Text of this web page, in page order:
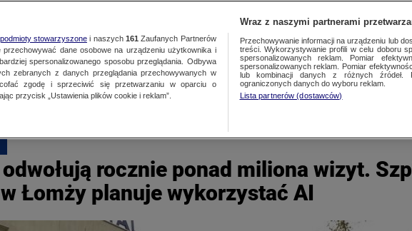
FAKTY PO FAKTACH FAKTY O ŚWIECIE
rocznie ponad miliona wizyt.
Łomży planuje wykorzystać AI
podmioty stowarzyszonei naszych 161 Zaufanych Partnerów
dane osobowe na urządzeniu użytkownika i
spersonalizowanego sposobu przeglądania. Odbywa
zebranych z danych przeglądania przechowywanych w
zgodę i sprzeciwić się przetwarzaniu w oparciu o
przycisk „Ustawienia plików cookie i reklam”.
Wraz z naszymi partnerami
Przechowywanie informacji na urządzeniu lub
treści. Wykorzystywanie profili w celu doboru
spersonalizowanych reklam. Pomiar
spersonalizowanych reklam. Pomiar
lub kombinacji danych z różnych źródeł.
ograniczonych danych do wyboru reklam.
Lista partnerów (dostawców)